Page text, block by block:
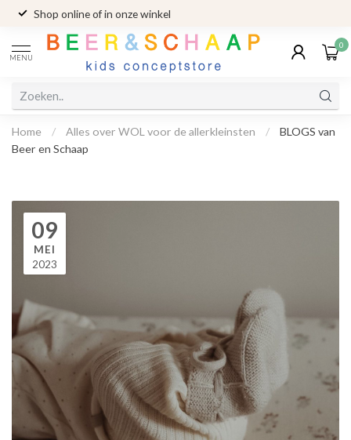
Met zorg geselecteerde merken
MENU
0
Home / Alles over WOL voor de allerkleinsten /
BLOGS van
Beer en Schaap
09
MEI
2023